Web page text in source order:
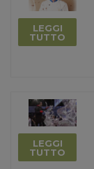
LEGGI
TUTTO
LEGGI
TUTTO